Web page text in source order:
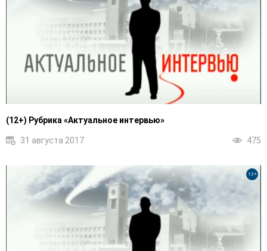
(12+) Рубрика «Актуальное интервью»
31 августа 2017 475
12+